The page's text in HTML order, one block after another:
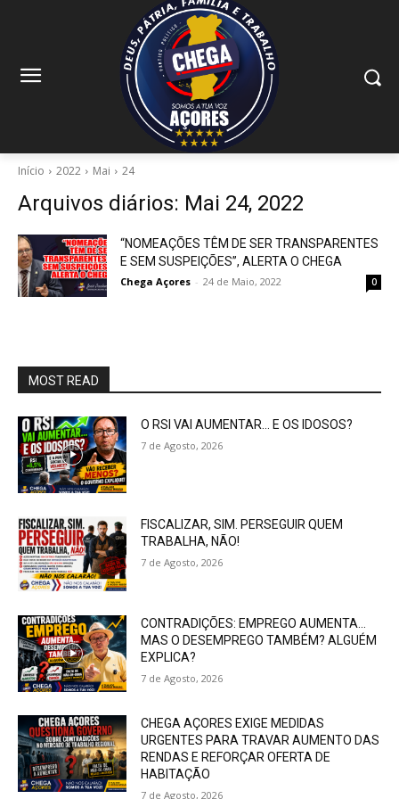
Início 2022 Mai 24
Arquivos diários: Mai 24, 2022
“NOMEAÇÕES TÊM DE SER TRANSPARENTES
E SEM SUSPEIÇÕES”, ALERTA O CHEGA
Chega Açores - 24 de Maio, 2022 0
MOST READ
O RSI VAI AUMENTAR… E OS IDOSOS?
7 de Agosto, 2026
FISCALIZAR, SIM. PERSEGUIR QUEM
TRABALHA, NÃO!
7 de Agosto, 2026
CONTRADIÇÕES: EMPREGO AUMENTA…
MAS O DESEMPREGO TAMBÉM? ALGUÉM
EXPLICA?
7 de Agosto, 2026
CHEGA AÇORES EXIGE MEDIDAS
URGENTES PARA TRAVAR AUMENTO DAS
RENDAS E REFORÇAR OFERTA DE
HABITAÇÃO
7 de Agosto, 2026